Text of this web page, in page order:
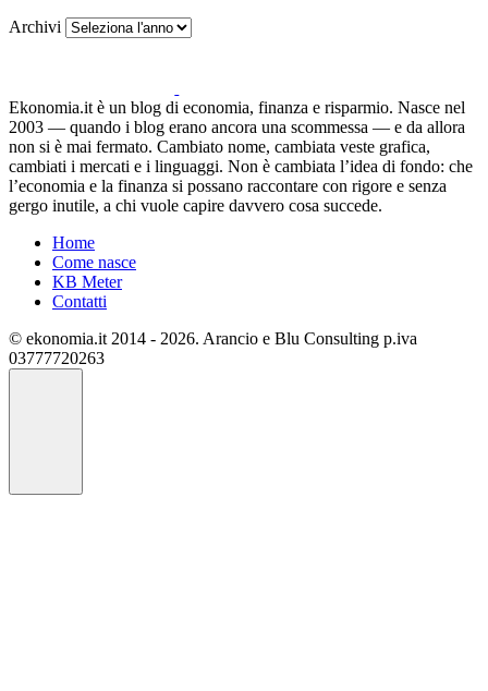
Archivi
Ekonomia.it è un blog di economia, finanza e risparmio. Nasce nel
2003 — quando i blog erano ancora una scommessa — e da allora
non si è mai fermato. Cambiato nome, cambiata veste grafica,
cambiati i mercati e i linguaggi. Non è cambiata l’idea di fondo: che
l’economia e la finanza si possano raccontare con rigore e senza
gergo inutile, a chi vuole capire davvero cosa succede.
Home
Come nasce
KB Meter
Contatti
© ekonomia.it 2014 - 2026. Arancio e Blu Consulting p.iva
03777720263